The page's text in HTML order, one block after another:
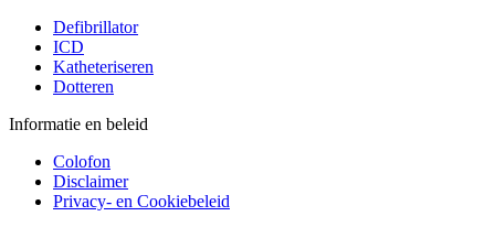
Defibrillator
ICD
Katheteriseren
Dotteren
Informatie en beleid
Colofon
Disclaimer
Privacy- en Cookiebeleid